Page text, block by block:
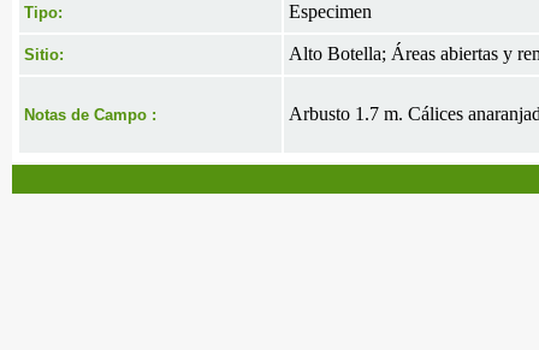
Tipo: Especimen
Sitio: Alto Botella; Áreas abiertas y
Notas de Campo : Arbusto 1.7 m. Cálices